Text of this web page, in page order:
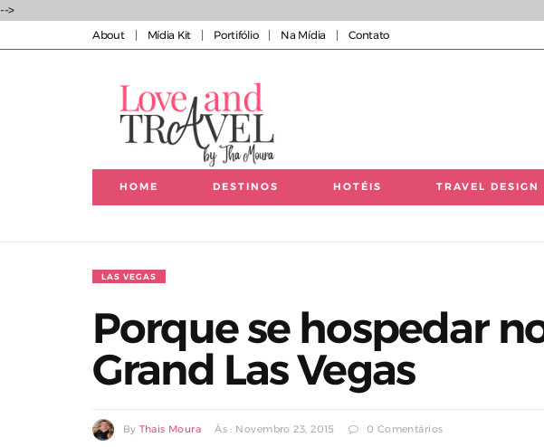
-->
About Mídia Kit Portifólio Na Mídia Contato
HOME DESTINOS HOTÉIS TRAVEL DESIGN
LAS VEGAS
Porque se hospedar
Grand Las Vegas
ByThais Moura Às : Novembro 23, 2015 0 Comentários